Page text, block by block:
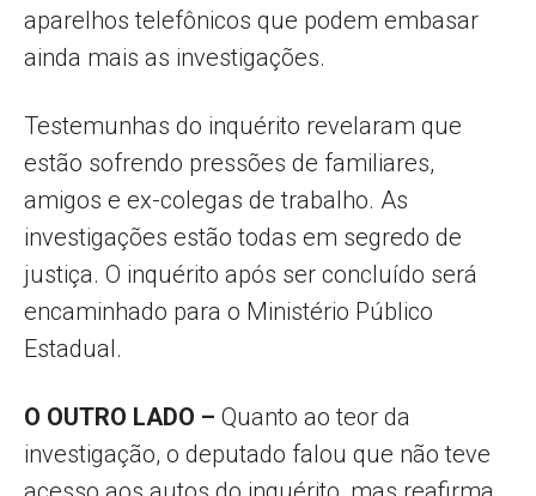
aparelhos telefônicos que podem embasar
ainda mais as investigações.
Testemunhas do inquérito revelaram que
estão sofrendo pressões de familiares,
amigos e ex-colegas de trabalho. As
investigações estão todas em segredo de
justiça. O inquérito após ser concluído será
encaminhado para o Ministério Público
Estadual.
O OUTRO LADO – Quanto ao teor da
investigação, o deputado falou que não teve